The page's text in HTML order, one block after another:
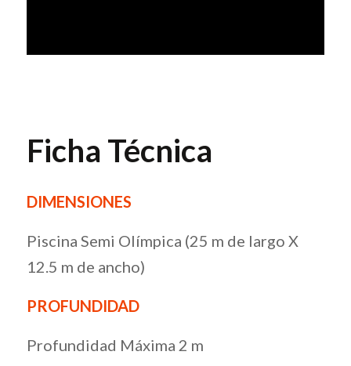
Ficha Técnica
DIMENSIONES
Piscina Semi Olímpica (25 m de largo X
12.5 m de ancho)
PROFUNDIDAD
Profundidad Máxima 2 m